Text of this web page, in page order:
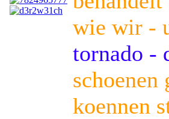
wie wir -
tornado -
koennen